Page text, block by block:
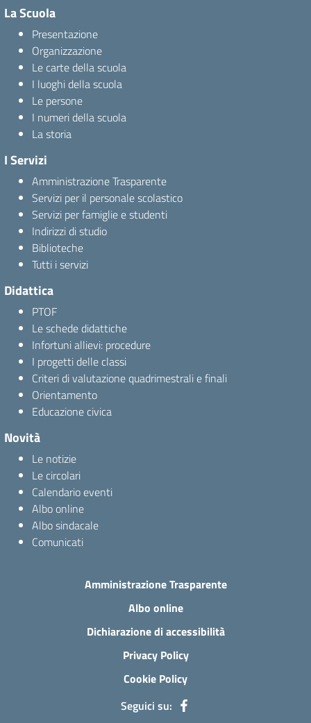
La Scuola
Presentazione
Organizzazione
Le carte della scuola
I luoghi della scuola
Le persone
I numeri della scuola
La storia
I Servizi
Amministrazione Trasparente
Servizi per il personale scolastico
Servizi per famiglie e studenti
Indirizzi di studio
Biblioteche
Tutti i servizi
Didattica
PTOF
Le schede didattiche
Infortuni allievi: procedure
I progetti delle classi
Criteri di valutazione quadrimestrali e finali
Orientamento
Educazione civica
Novità
Le notizie
Le circolari
Calendario eventi
Albo online
Albo sindacale
Comunicati
Amministrazione Trasparente
Albo online
Dichiarazione di accessibilità
Privacy Policy
Cookie Policy
Seguici su: